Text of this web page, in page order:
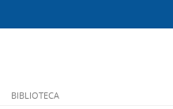
BIBLIOTECA